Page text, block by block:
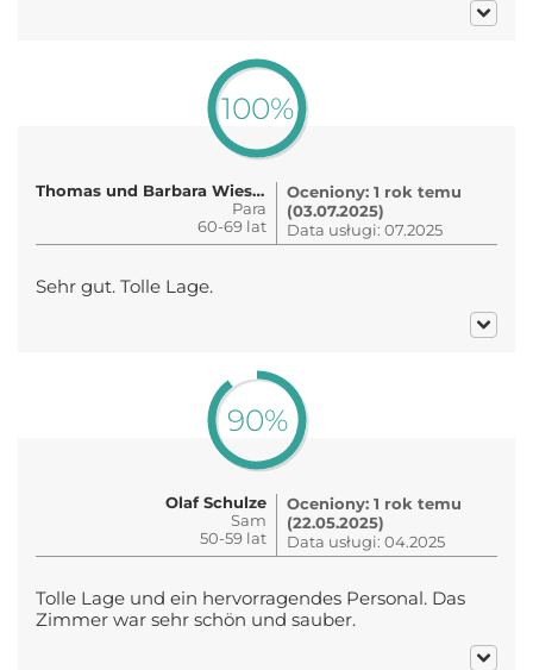
100%
Thomas und Barbara Wiesner
Para
60-69 lat
Oceniony: 1 rok temu
(03.07.2025)
Data usługi: 07.2025
Sehr gut. Tolle Lage.
90%
Olaf Schulze
Sam
50-59 lat
Oceniony: 1 rok temu
(22.05.2025)
Data usługi: 04.2025
Tolle Lage und ein hervorragendes Personal. Das
Zimmer war sehr schön und sauber.